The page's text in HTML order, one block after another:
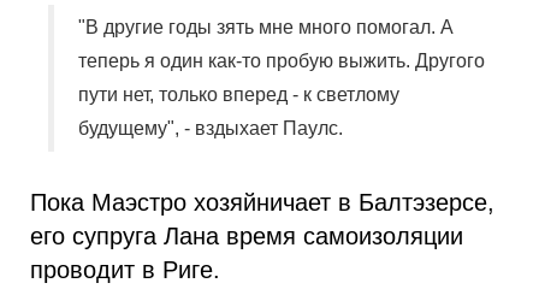
"В другие годы зять мне много помогал. А
теперь я один как-то пробую выжить. Другого
пути нет, только вперед - к светлому
будущему", - вздыхает Паулс.
Пока Маэстро хозяйничает в Балтэзерсе,
его супруга Лана время самоизоляции
проводит в Риге.